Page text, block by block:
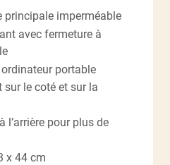
principale imperméable
avec fermeture à
portable
sur le coté et sur la
l’arrière pour plus de
x 44 cm